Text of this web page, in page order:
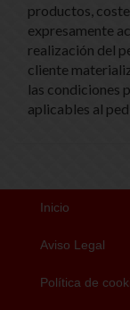
productos,
expresamente
realización del
cliente
las condiciones
aplicables al
Inicio
Aviso Legal
Política de